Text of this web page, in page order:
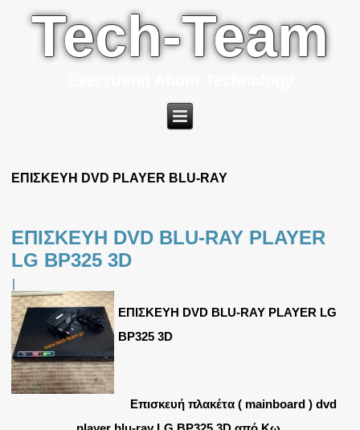
Tech-Team
ΕΠΙΣΚΕΥΗ DVD PLAYER BLU-RAY
ΕΠΙΣΚΕΥΗ DVD BLU-RAY PLAYER
LG BP325 3D
|
ΕΠΙΣΚΕΥΗ DVD BLU-RAY PLAYER LG
BP325 3D
Επισκευή πλακέτα ( mainboard ) dvd